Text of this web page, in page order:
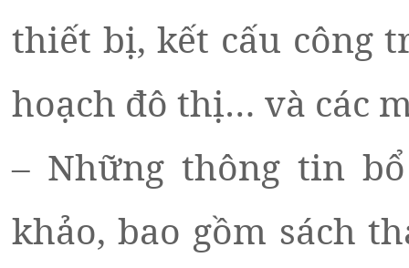
thiết bị, kết cấu công
hoạch đô thị… và các
– Những thông tin
khảo, bao gồm sách